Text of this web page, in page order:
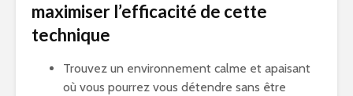
maximiser l’efficacité de cette
technique
Trouvez un environnement calme et apaisant
où vous pourrez vous détendre sans être